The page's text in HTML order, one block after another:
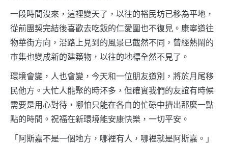
一段時間沒來，這裡變天了，以往的裕民坊已移為平地，
從前團契完結後喜歡去吃飯的仁愛圍也不復見。康寧道往
物華街方向，沿路上見到的風景已截然不同，曾經熱鬧的
巿集也變成新的建築物，以往的地標全然不見了。
環境會變，人也會變，今天和一位朋友道別，將於月尾移
民他方。大忙人能聚的時㳅多，但確實我們的友誼有時候
需要是用心對待，哪怕只能在各自的忙碌中擠出那麼一點
點的時間。祝福在新環境能安康快樂，一切平安。
「阿斯嘉不是一個地方，哪裡有人，哪裡就是阿斯嘉。」